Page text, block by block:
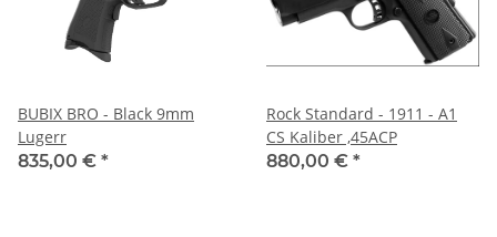
BUBIX BRO - Black 9mm
Lugerr
835,00 € *
Rock Standard - 1911 - A1
CS Kaliber ,45ACP
880,00 € *